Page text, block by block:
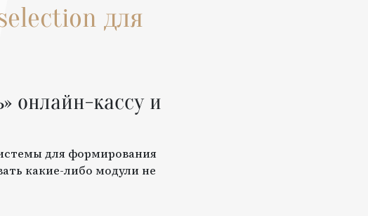
для
онлайн-кассу и
для формирования
какие-либо модули не